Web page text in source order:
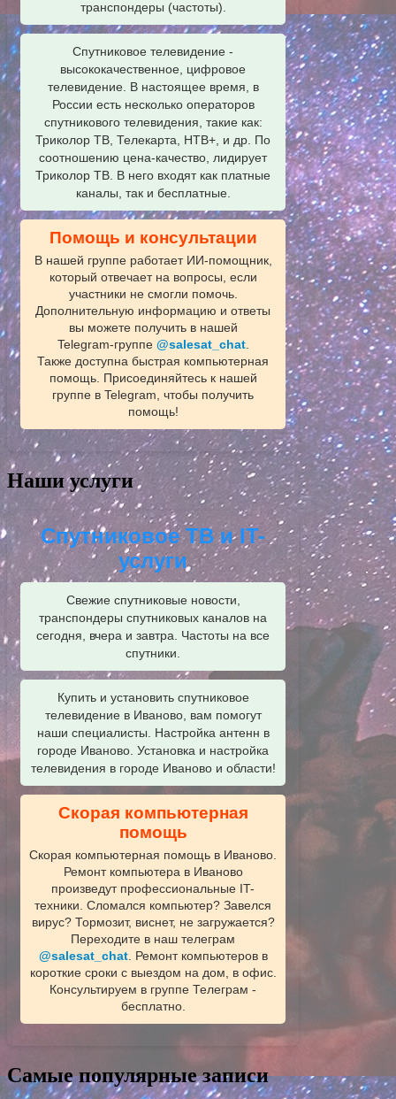
транспондеры (частоты).
Спутниковое телевидение -
высококачественное, цифровое
телевидение. В настоящее время, в
России есть несколько операторов
спутникового телевидения, такие как:
Триколор ТВ, Телекарта, НТВ+, и др. По
соотношению цена-качество, лидирует
Триколор ТВ. В него входят как платные
каналы, так и бесплатные.
Помощь и консультации
В нашей группе работает ИИ‑помощник,
который отвечает на вопросы, если
участники не смогли помочь.
Дополнительную информацию и ответы
вы можете получить в нашей
Telegram‑группе @salesat_chat.
Также доступна быстрая компьютерная
помощь. Присоединяйтесь к нашей
группе в Telegram, чтобы получить
помощь!
Наши услуги
Спутниковое ТВ и IT-
услуги
Свежие спутниковые новости,
транспондеры спутниковых каналов на
сегодня, вчера и завтра. Частоты на все
спутники.
Купить и установить спутниковое
телевидение в Иваново, вам помогут
наши специалисты. Настройка антенн в
городе Иваново. Установка и настройка
телевидения в городе Иваново и области!
Скорая компьютерная
помощь
Скорая компьютерная помощь в Иваново.
Ремонт компьютера в Иваново
произведут профессиональные IT-
техники. Сломался компьютер? Завелся
вирус? Тормозит, виснет, не загружается?
Переходите в наш телеграм
@salesat_chat. Ремонт компьютеров в
короткие сроки с выездом на дом, в офис.
Консультируем в группе Телеграм -
бесплатно.
Самые популярные записи